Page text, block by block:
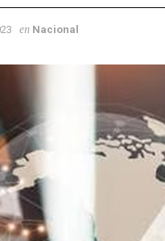
en Nacional